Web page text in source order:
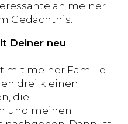
an meiner
Gedächtnis.
Deiner neu
mit meiner Familie
drei kleinen
die
und meinen